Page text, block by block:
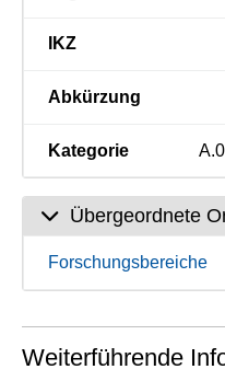
IKZ
Abkürzung
Kategorie
Übergeordnete
Forschungsbereiche
Weiterführende